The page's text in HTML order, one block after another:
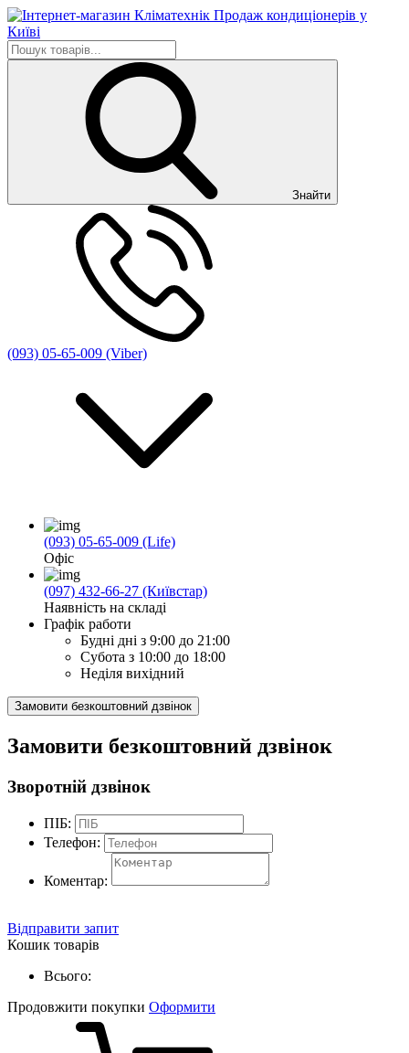
Знайти
(093) 05-65-009 (Viber)
(093) 05-65-009 (Life)
Офіс
(097) 432-66-27 (Київстар)
Наявність на складі
Графік работи
Будні дні з 9:00 до 21:00
Субота з 10:00 до 18:00
Неділя вихідний
Замовити безкоштовний дзвінок
Замовити безкоштовний дзвінок
Зворотній дзвінок
ПІБ:
Телефон:
Коментар:
Відправити запит
Кошик товарів
Всього:
Продовжити покупки Оформити